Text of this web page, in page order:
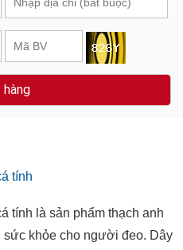
tính
tính là sản phẩm thạch anh
sức khỏe cho người đeo. Dây